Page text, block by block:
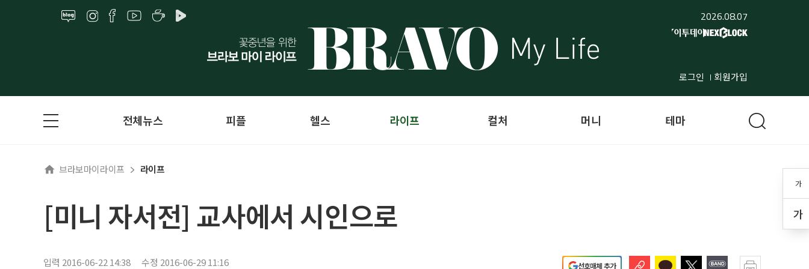
2026.08.07
로그인 회원가입
가
가
전체뉴스 피플 헬스 라이프 컬처 머니 테마
브라보마이라이프 라이프
[미니 자서전] 교사에서 시인으로
입력 2016-06-22 14:38 수정 2016-06-29 11:16 선호매체 추가